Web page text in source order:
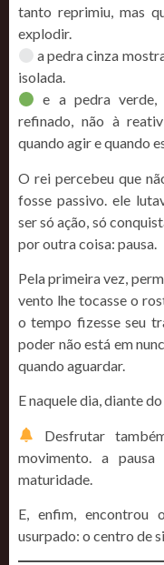
tanto reprimiu, mas
explodir.
a pedra cinza
isolada.
e a pedra
refinado, não à
quando agir e quando
O rei percebeu que
fosse passivo. ele
ser só ação, só
por outra coisa: pausa.
Pela primeira vez,
vento lhe tocasse o
o tempo fizesse seu
poder não está em
quando aguardar.
E naquele dia, diante
Desfrutar
movimento. a
maturidade.
E, enfim, encontrou
usurpado: o centro de